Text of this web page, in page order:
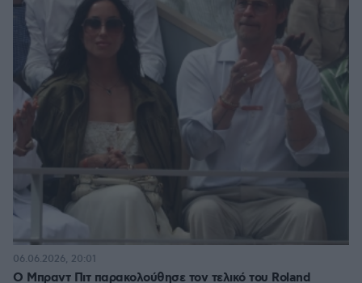
Ο Μπραντ Πιτ παρακολούθησε τον τελικό του Roland
06.06.2026, 20:01